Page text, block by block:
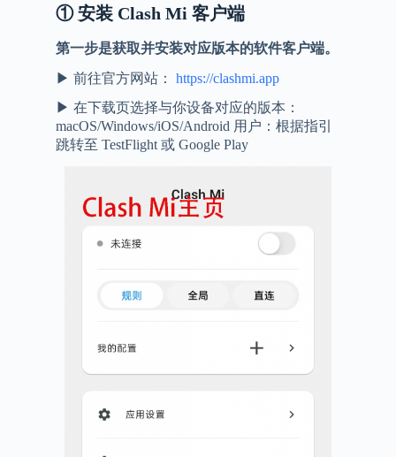
①安装Clash Mi 客户端
第一步是获取并安装对应版本的软件客户端。
▶ 前往官方网站： https://clashmi.app
▶ 在下载页选择与你设备对应的版本：
macOS/Windows/iOS/Android 用户：根据指引
跳转至 TestFlight 或 Google Play